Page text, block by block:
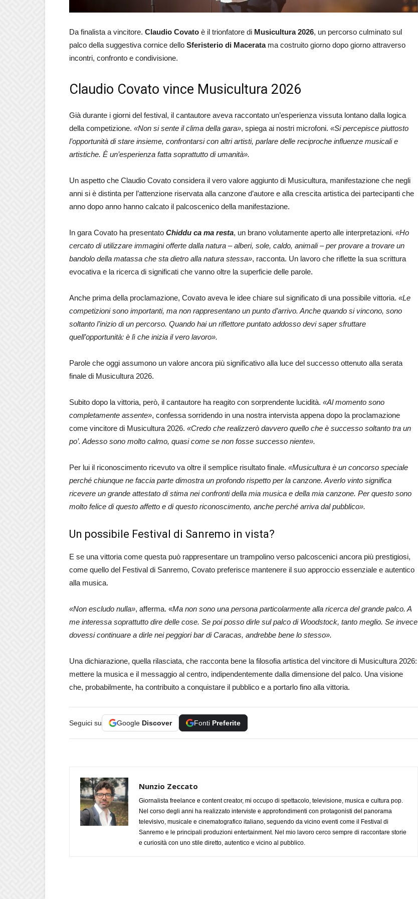
Da finalista a vincitore. Claudio Covato è il trionfatore di Musicultura 2026, un percorso culminato sul
palco della suggestiva cornice dello Sferisterio di Maceratama costruito giorno dopo giorno attraverso
incontri, confronto e condivisione.
Claudio Covato vince Musicultura 2026
Già durante i giorni del festival, il cantautore aveva raccontato un’esperienza vissuta lontano dalla logica
della competizione. «Non si sente il clima della gara», spiega ai nostri microfoni. «Si percepisce piuttosto
l’opportunità di stare insieme, confrontarsi con altri artisti, parlare delle reciproche influenze musicali e
artistiche. È un’esperienza fatta soprattutto di umanità».
Un aspetto che Claudio Covato considera il vero valore aggiunto di Musicultura, manifestazione che negli
anni si è distinta per l’attenzione riservata alla canzone d’autore e alla crescita artistica dei partecipanti che
anno dopo anno hanno calcato il palcoscenico della manifestazione.
In gara Covato ha presentato Chiddu ca ma resta, un brano volutamente aperto alle interpretazioni. «Ho
cercato di utilizzare immagini offerte dalla natura – alberi, sole, caldo, animali – per provare a trovare un
bandolo della matassa che sta dietro alla natura stessa», racconta. Un lavoro che riflette la sua scrittura
evocativa e la ricerca di significati che vanno oltre la superficie delle parole.
Anche prima della proclamazione, Covato aveva le idee chiare sul significato di una possibile vittoria. «Le
competizioni sono importanti, ma non rappresentano un punto d’arrivo. Anche quando si vincono, sono
soltanto l’inizio di un percorso. Quando hai un riflettore puntato addosso devi saper sfruttare
quell’opportunità: è lì che inizia il vero lavoro».
Parole che oggi assumono un valore ancora più significativo alla luce del successo ottenuto alla serata
finale di Musicultura 2026.
Subito dopo la vittoria, però, il cantautore ha reagito con sorprendente lucidità. «Al momento sono
completamente assente», confessa sorridendo in una nostra intervista appena dopo la proclamazione
come vincitore di Musicultura 2026. «Credo che realizzerò davvero quello che è successo soltanto tra un
po’. Adesso sono molto calmo, quasi come se non fosse successo niente».
Per lui il riconoscimento ricevuto va oltre il semplice risultato finale. «Musicultura è un concorso speciale
perché chiunque ne faccia parte dimostra un profondo rispetto per la canzone. Averlo vinto significa
ricevere un grande attestato di stima nei confronti della mia musica e della mia canzone. Per questo sono
molto felice di questo affetto e di questo riconoscimento, anche perché arriva dal pubblico».
Un possibile Festival di Sanremo in vista?
E se una vittoria come questa può rappresentare un trampolino verso palcoscenici ancora più prestigiosi,
come quello del Festival di Sanremo, Covato preferisce mantenere il suo approccio essenziale e autentico
alla musica.
«Non escludo nulla», afferma. «Ma non sono una persona particolarmente alla ricerca del grande palco. A
me interessa soprattutto dire delle cose. Se poi posso dirle sul palco di Woodstock, tanto meglio. Se invece
dovessi continuare a dirle nei peggiori bar di Caracas, andrebbe bene lo stesso».
Una dichiarazione, quella rilasciata, che racconta bene la filosofia artistica del vincitore di Musicultura 2026:
mettere la musica e il messaggio al centro, indipendentemente dalla dimensione del palco. Una visione
che, probabilmente, ha contribuito a conquistare il pubblico e a portarlo fino alla vittoria.
Seguici su Google Discover Fonti Preferite
Nunzio Zeccato
Giornalista freelance e content creator, mi occupo di spettacolo, televisione, musica e cultura pop.
Nel corso degli anni ha realizzato interviste e approfondimenti con protagonisti del panorama
televisivo, musicale e cinematografico italiano, seguendo da vicino eventi come il Festival di
Sanremo e le principali produzioni entertainment. Nel mio lavoro cerco sempre di raccontare storie
e curiosità con uno stile diretto, autentico e vicino al pubblico.